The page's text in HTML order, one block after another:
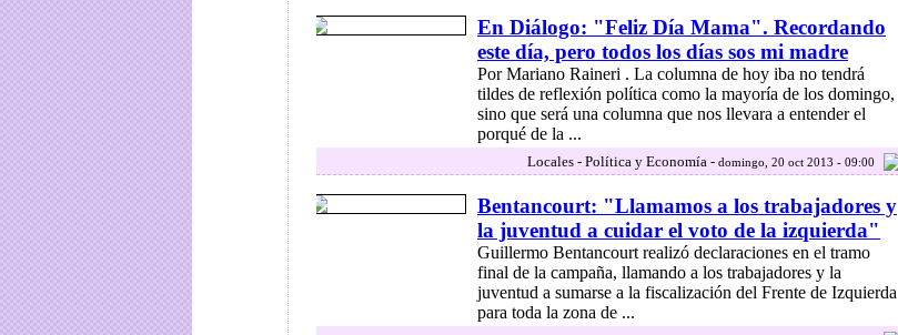
En Diálogo: "Feliz Día Mama". Recordando
este día, pero todos los días sos mi madre
Por Mariano Raineri . La columna de hoy iba no tendrá
tildes de reflexión política como la mayoría de los domingo,
sino que será una columna que nos llevara a entender el
porqué de la ...
Locales - Política y Economía - domingo, 20 oct 2013 - 09:00
Bentancourt: "Llamamos a los trabajadores y
la juventud a cuidar el voto de la izquierda"
Guillermo Bentancourt realizó declaraciones en el tramo
final de la campaña, llamando a los trabajadores y la
juventud a sumarse a la fiscalización del Frente de Izquierda
para toda la zona de ...